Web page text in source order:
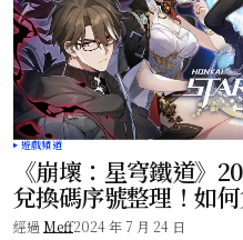
遊戲頻道
《崩壞：星穹鐵道》
兌換碼序號整理！如
點大放送！
經過 Meff2024 年 7 月 24 日